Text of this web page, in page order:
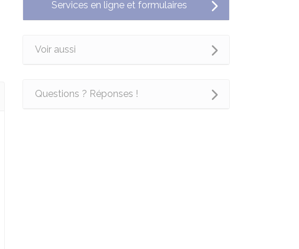
Services en ligne et formulaires
Voir aussi
Questions ? Réponses !